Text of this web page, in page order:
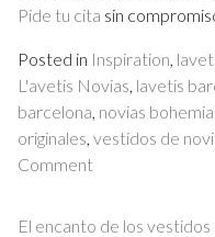
Pide tu cita sin
Posted in Inspiration,
L'avetis Novias, lavetis
barcelona, novias
originales, vestidos de
Commenton
de
El encanto de los